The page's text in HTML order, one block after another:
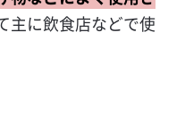
主に飲食店などで使